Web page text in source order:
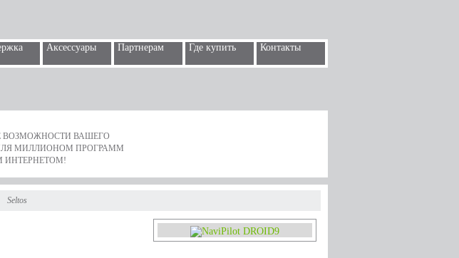
Аксессуары Партнерам Где купить Контакты
ВОЗМОЖНОСТИ ВАШЕГО
МИЛЛИОНОМ ПРОГРАММ
ИНТЕРНЕТОМ!
Seltos